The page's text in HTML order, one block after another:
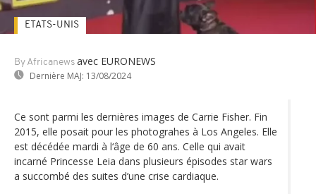
By Africanews avec EURONEWS
Dernière MAJ: 13/08/2024
ETATS-UNIS
Ce sont parmi les dernières images de Carrie Fisher. Fin
2015, elle posait pour les photograhes à Los Angeles. Elle
est décédée mardi à l‘âge de 60 ans. Celle qui avait
incarné Princesse Leia dans plusieurs épisodes star wars
a succombé des suites d’une crise cardiaque.